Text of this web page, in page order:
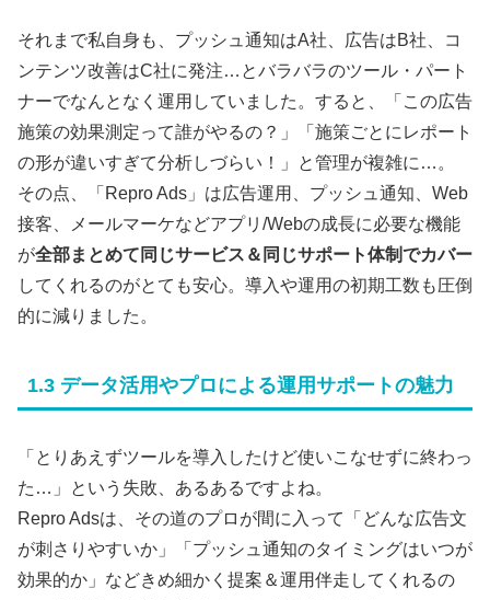
それまで私自身も、プッシュ通知はA社、広告はB社、コ
ンテンツ改善はC社に発注…とバラバラのツール・パート
ナーでなんとなく運用していました。すると、「この広告
施策の効果測定って誰がやるの？」「施策ごとにレポート
の形が違いすぎて分析しづらい！」と管理が複雑に…。
その点、「Repro Ads」は広告運用、プッシュ通知、Web
接客、メールマーケなどアプリ/Webの成長に必要な機能
が全部まとめて同じサービス＆同じサポート体制でカバー
してくれるのがとても安心。導入や運用の初期工数も圧倒
的に減りました。
1.3 データ活用やプロによる運用サポートの魅力
「とりあえずツールを導入したけど使いこなせずに終わっ
た…」という失敗、あるあるですよね。
Repro Adsは、その道のプロが間に入って「どんな広告文
が刺さりやすいか」「プッシュ通知のタイミングはいつが
効果的か」などきめ細かく提案＆運用伴走してくれるの